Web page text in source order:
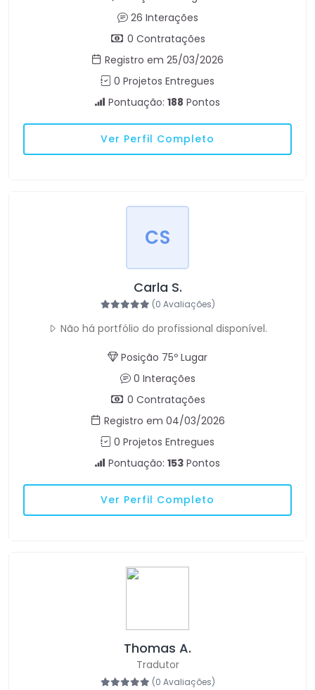
26 Interações
0 Contratações
Registro em 25/03/2026
0 Projetos Entregues
Pontuação: 188 Pontos
Ver Perfil Completo
CS
Carla S.
(0 Avaliações)
Não há portfólio do profissional disponível.
Posição 75º Lugar
0 Interações
0 Contratações
Registro em 04/03/2026
0 Projetos Entregues
Pontuação: 153 Pontos
Ver Perfil Completo
Thomas A.
Tradutor
(0 Avaliações)